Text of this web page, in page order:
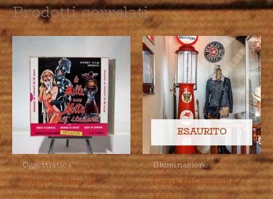
Prodotti correlati
Oggettistica
Super 8 film “le
ESAURITO
Illuminazione
Pompa di benzina